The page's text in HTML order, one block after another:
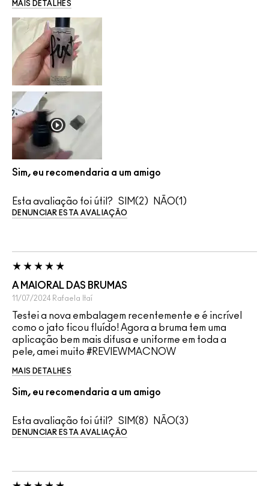
MAIS DETALHES
Sim, eu recomendaria a um amigo
Esta avaliação foi útil? 2 1
DENUNCIAR ESTA AVALIAÇÃO
A MAIORAL DAS BRUMAS
11/07/2024 Rafaela Itaí
Testei a nova embalagem recentemente e é incrível
como o jato ficou fluído! Agora a bruma tem uma
aplicação bem mais difusa e uniforme em toda a
pele, amei muito #REVIEWMACNOW
MAIS DETALHES
Sim, eu recomendaria a um amigo
Esta avaliação foi útil? 8 3
DENUNCIAR ESTA AVALIAÇÃO